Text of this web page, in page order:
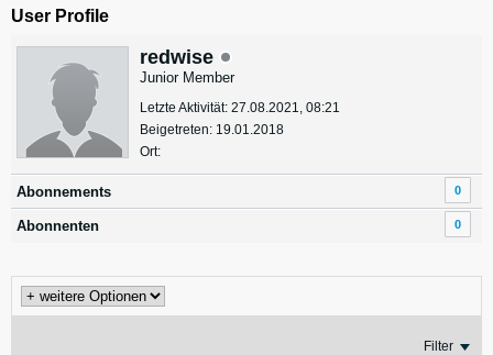
User Profile
redwise
Junior Member
Letzte Aktivität: 27.08.2021, 08:21
Beigetreten: 19.01.2018
Ort:
Abonnements 0
Abonnenten 0
Filter